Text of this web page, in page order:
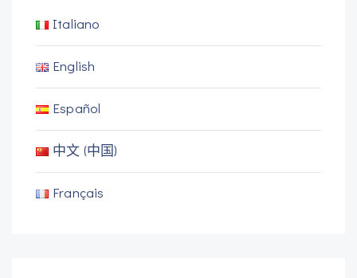
Italiano
English
Español
中文 (中国)
Français